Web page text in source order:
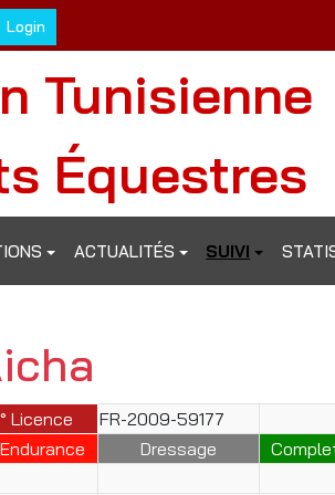
Login
Tunisienne
Équestres
ACTUALITÉS SUIVI
Licence
FR-2009-59177
Endurance Dressage